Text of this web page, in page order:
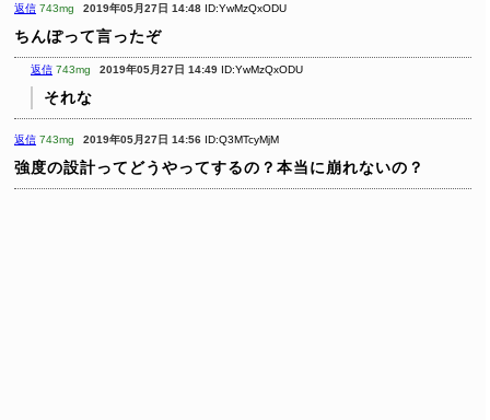
返信 743mg 2019年05月27日 14:48 ID:YwMzQxODU
ちんぽって言ったぞ
返信 743mg 2019年05月27日 14:49 ID:YwMzQxODU
それな
返信 743mg 2019年05月27日 14:56 ID:Q3MTcyMjM
強度の設計ってどうやってするの？本当に崩れないの？